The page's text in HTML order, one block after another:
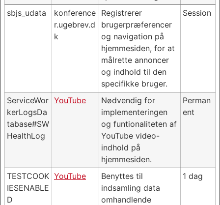
sbjs_udata
konference
r.ugebrev.d
k
Registrerer
brugerpræferencer
og navigation på
hjemmesiden, for at
målrette annoncer
og indhold til den
specifikke bruger.
Session
ServiceWor
kerLogsDa
tabase#SW
HealthLog
YouTube
Nødvendig for
implementeringen
og funtionaliteten af
YouTube video-
indhold på
hjemmesiden.
Perman
ent
TESTCOOK
IESENABLE
D
YouTube
Benyttes til
indsamling data
omhandlende
1 dag